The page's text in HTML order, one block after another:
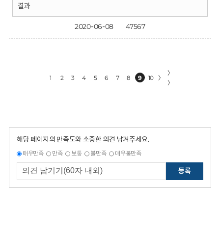
결과
2020-06-08 47567
1 2 3 4 5 6 7 8 9 10 〉
〉
〉
해당 페이지의 만족도와 소중한 의견 남겨주세요.
매우만족 만족 보통 불만족 매우불만족
등록